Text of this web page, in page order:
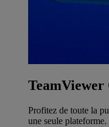
TeamViewer
Profitez de toute la
une seule plateforme.